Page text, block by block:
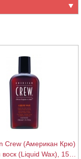
Crew (Американ Крю)
(Liquid Wax), 150